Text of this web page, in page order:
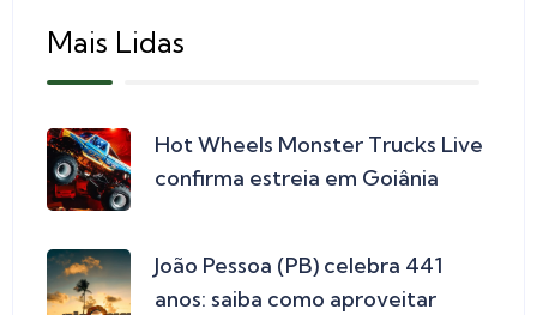
Mais Lidas
Hot Wheels Monster Trucks Live
confirma estreia em Goiânia
João Pessoa (PB) celebra 441
anos: saiba como aproveitar